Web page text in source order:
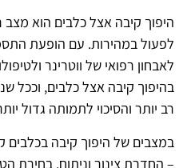
היפוך קיבה אצל כלבים הוא מצב
לפעול במהירות. עם הופעת
לאבחון רפואי של ווטרינר
בהיפוך קיבה אצל כלבים, וככל
רב יותר והסיכוי לתמותה גדול
במצבים של היפוך קיבה בכלבים
– החדרת צינור וניתוח. בחירת